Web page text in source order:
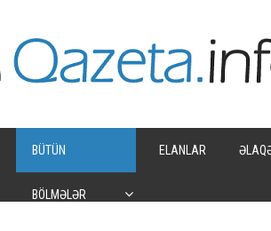
BÜTÜN
BÖLMƏLƏR
ELANLAR